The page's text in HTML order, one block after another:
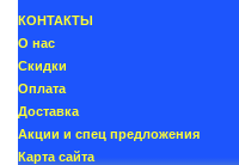
КОНТАКТЫ
О нас
Скидки
Oплатa
Доставка
Акции и спец предложения
Карта сайта